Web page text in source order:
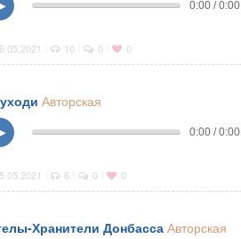
0:00 / 0:00
10 0 0
Авторская
0:00 / 0:00
6 0 0
Хранители Донбасса Авторская